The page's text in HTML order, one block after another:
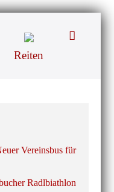
Reiten
Suche-
Vereinsbus für
Radlbiathlon